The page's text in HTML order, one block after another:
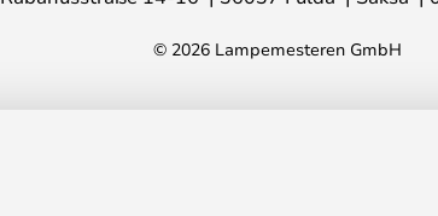
© 2026 Lampemesteren GmbH